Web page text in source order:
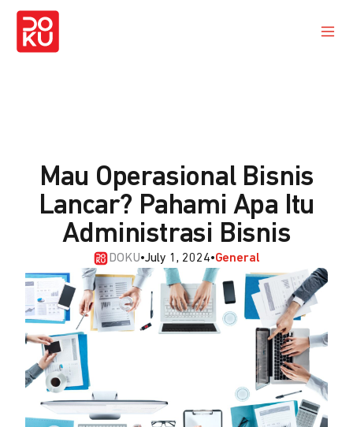
Mau Operasional Bisnis
Lancar? Pahami Apa Itu
Administrasi Bisnis
DOKU•July 1, 2024•General